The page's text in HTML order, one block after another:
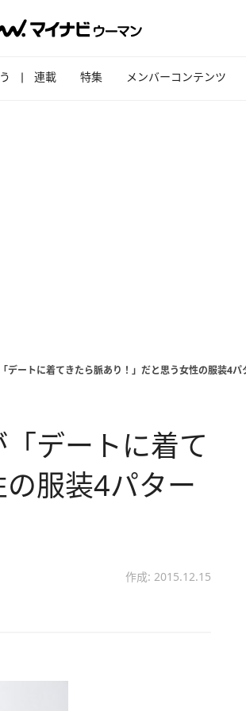
連載 特集 メンバーコンテンツ
ートに着てきたら脈あり！」だと思う女性の服装4パ
デートに着て
服装4パター
作成: 2015.12.15